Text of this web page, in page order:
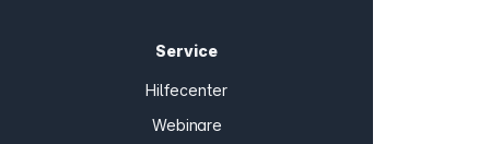
Service
Hilfecenter
Webinare